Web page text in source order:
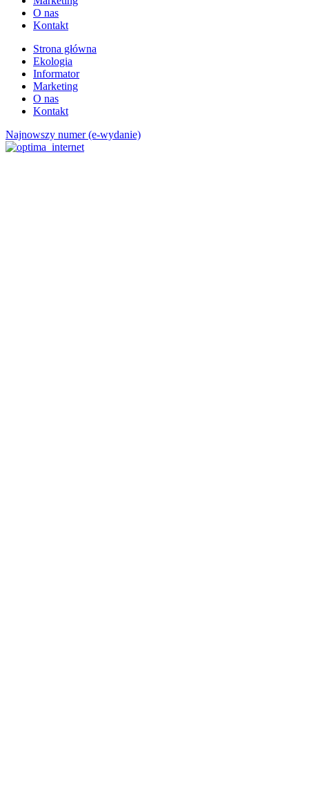
O nas
Kontakt
Strona główna
Ekologia
Informator
Marketing
O nas
Kontakt
Najnowszy numer (e-wydanie)